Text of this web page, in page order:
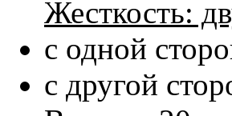
Жесткость:
с одной
с другой